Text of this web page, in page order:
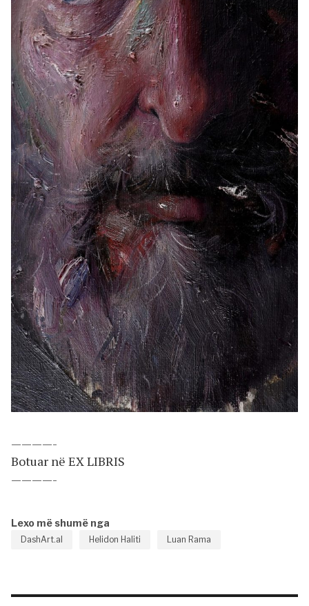
————-
Botuar në EX LIBRIS
————-
Lexo më shumë nga
DashArt.al Helidon Haliti Luan Rama